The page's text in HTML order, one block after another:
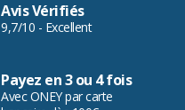
Avis Vérifiés
9,7/10 - Excellent
Payez en 3 ou 4 fois
Avec ONEY par carte